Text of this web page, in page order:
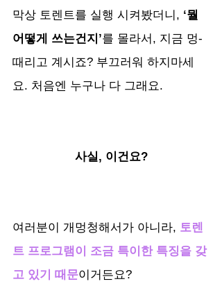
막상 토렌트를 실행 시켜봤더니, ‘뭘
어떻게 쓰는건지’를 몰라서, 지금 멍-
때리고 계시죠? 부끄러워 하지마세
요. 처음엔 누구나 다 그래요.
사실, 이건요?
여러분이 개멍청해서가 아니라, 토렌
트 프로그램이 조금 특이한 특징을 갖
고 있기 때문이거든요?